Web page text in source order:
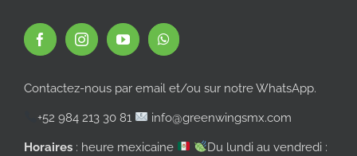
Contactez-nous par email et/ou sur notre WhatsApp.
+52 984 213 30 81 info@greenwingsmx.com
Horaires : heure mexicaine
Du lundi au vendredi :